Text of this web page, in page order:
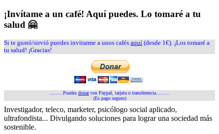
¡Invítame a un café! Aquí puedes. Lo tomaré a tu
salud 🤗
Si te gustó/sirvió puedes invitarme a unos cafés aquí (desde 1€). ¡Los tomaré a
tu salud! ¡Gracias!
.........Puedes donarcon Paypal, tarjeta o transferencia.........
(Es pago seguro)
Investigador, teleco, marketer, psicólogo social aplicado,
ultrafondista... Divulgando soluciones para lograr una sociedad más
sostenible.